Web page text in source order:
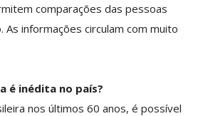
comparações das pessoas
informações circulam com muito
é inédita no país?
nos últimos 60 anos, é possível